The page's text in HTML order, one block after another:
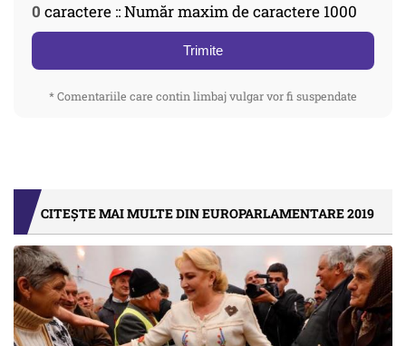
0 caractere :: Număr maxim de caractere 1000
Trimite
* Comentariile care contin limbaj vulgar vor fi suspendate
CITEȘTE MAI MULTE DIN EUROPARLAMENTARE 2019